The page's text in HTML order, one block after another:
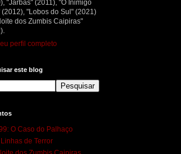
"Jarbas" (2011), "O Inimigo
(2012), "Lobos do Sul" (2021)
dos Zumbis Caipiras"
perfil completo
este blog
O Caso do Palhaço
de Terror